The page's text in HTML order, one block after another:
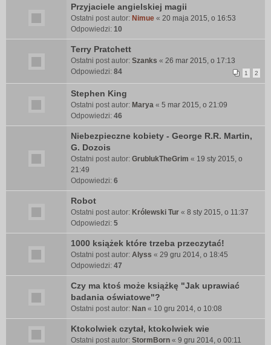
Przyjaciele angielskiej magii
Ostatni post autor: Nimue « 20 maja 2015, o 16:53
Odpowiedzi: 10
Terry Pratchett
Ostatni post autor: Szanks « 26 mar 2015, o 17:13
Odpowiedzi: 84 1 2
Stephen King
Ostatni post autor: Marya « 5 mar 2015, o 21:09
Odpowiedzi: 46
Niebezpieczne kobiety - George R.R. Martin,
G. Dozois
Ostatni post autor: GrublukTheGrim « 19 sty 2015, o
21:49
Odpowiedzi: 6
Robot
Ostatni post autor: Królewski Tur « 8 sty 2015, o 11:37
Odpowiedzi: 5
1000 książek które trzeba przeczytać!
Ostatni post autor: Alyss « 29 gru 2014, o 18:45
Odpowiedzi: 47
Czy ma ktoś może książkę "Jak uprawiać
badania oświatowe"?
Ostatni post autor: Nan « 10 gru 2014, o 10:08
Ktokolwiek czytał, ktokolwiek wie
Ostatni post autor: StormBorn « 9 gru 2014, o 00:11